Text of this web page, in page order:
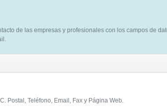
de las empresas y profesionales con los campos de
Postal, Teléfono, Email, Fax y Página Web.